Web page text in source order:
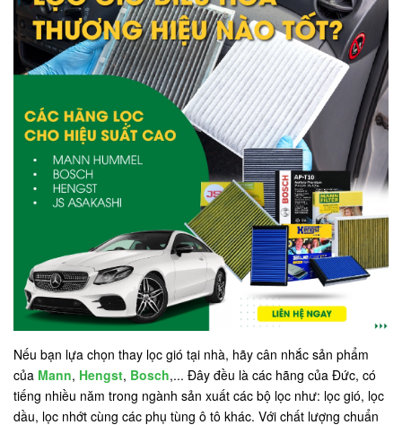
Nếu bạn lựa chọn thay lọc gió tại nhà, hãy cân nhắc sản phẩm
của Mann, Hengst, Bosch,... Đây đều là các hãng của Đức, có
tiếng nhiều năm trong ngành sản xuất các bộ lọc như: lọc gió, lọc
dầu, lọc nhớt cùng các phụ tùng ô tô khác. Với chất lượng chuẩn